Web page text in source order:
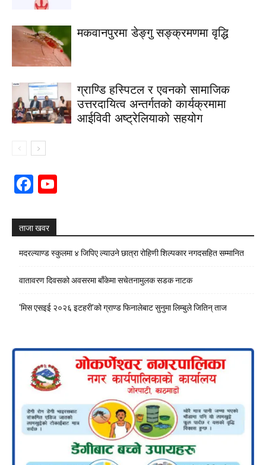
मकवानपुरमा डेङ्गु सङ्क्रमणमा वृद्धि
ग्राण्डि हस्पिटल र एवनको सामाजिक
उत्तरदायित्व अन्तर्गतको कार्यक्रमामा
आईविवी अष्ट्रेलियाको सहयोग
Facebook
ताजा खवर
मदरल्याण्ड स्कुलमा ४ जिपिए ल्याउने छात्रा रोहिणी शिल्पकार नगदसहित सम्मानित
वातावरण दिवसको अवसरमा बाँकेमा सचेतनामुलक सडक नाटक
‘मिस एसइई २०२६ इटहरी’को ग्राण्ड फिनालेबाट सुनुमा लिम्बुले जितिन् ताज